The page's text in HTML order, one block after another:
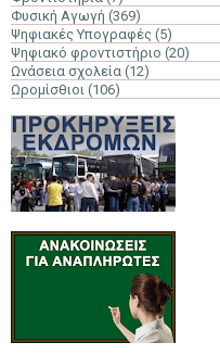
Φυσική Αγωγή (369)
Ψηφιακές Υπογραφές (5)
Ψηφιακό φροντιστήριο (20)
Ωνάσεια σχολεία (12)
Ωρομίσθιοι (106)